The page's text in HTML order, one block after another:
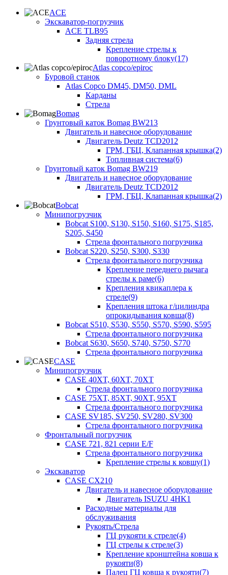
ACE
Экскаватор-погрузчик
ACE TLB95
Задняя стрела
Крепление стрелы к
поворотному блоку(17)
Atlas copco/epiroc
Буровой станок
Atlas Copco DM45, DM50, DML
Карданы
Стрела
Bomag
Грунтовый каток Bomag BW213
Двигатель и навесное оборудование
Двигатель Deutz TCD2012
ГРМ, ГБЦ, Клапанная крышка(2)
Топливная система(6)
Грунтовый каток Bomag BW219
Двигатель и навесное оборудование
Двигатель Deutz TCD2012
ГРМ, ГБЦ, Клапанная крышка(2)
Bobcat
Минипогрузчик
Bobcat S100, S130, S150, S160, S175, S185,
S205, S450
Стрела фронтального погрузчика
Bobcat S220, S250, S300, S330
Стрела фронтального погрузчика
Крепление переднего рычага
стрелы к раме(6)
Крепления квикаплера к
стреле(9)
Крепления штока г/цилиндра
опрокидывания ковша(8)
Bobcat S510, S530, S550, S570, S590, S595
Стрела фронтального погрузчика
Bobcat S630, S650, S740, S750, S770
Стрела фронтального погрузчика
CASE
Минипогрузчик
CASE 40XT, 60XT, 70XT
Стрела фронтального погрузчика
CASE 75XT, 85XT, 90XT, 95XT
Стрела фронтального погрузчика
CASE SV185, SV250, SV280, SV300
Стрела фронтального погрузчика
Фронтальный погрузчик
CASE 721, 821 серии E/F
Стрела фронтального погрузчика
Крепление стрелы к ковшу(1)
Экскаватор
CASE CX210
Двигатель и навесное оборудование
Двигатель ISUZU 4HK1
Расходные материалы для
обслуживания
Рукоять/Стрела
ГЦ рукояти к стреле(4)
ГЦ стрелы к стреле(3)
Крепление кронштейна ковша к
рукояти(8)
Палец ГЦ ковша к рукояти(7)